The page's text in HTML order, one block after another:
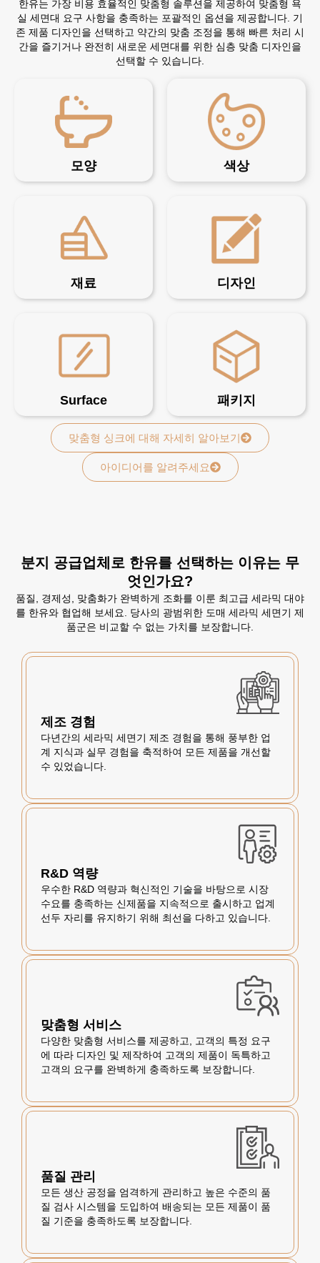
한유는 가장 비용 효율적인 맞춤형 솔루션을 제공하여 맞춤형 욕
실 세면대 요구 사항을 충족하는 포괄적인 옵션을 제공합니다. 기
존 제품 디자인을 선택하고 약간의 맞춤 조정을 통해 빠른 처리 시
간을 즐기거나 완전히 새로운 세면대를 위한 심층 맞춤 디자인을
선택할 수 있습니다.
모양 색상
재료 디자인
Surface 패키지
맞춤형 싱크에 대해 자세히 알아보기
아이디어를 알려주세요
분지 공급업체로 한유를 선택하는 이유는 무
엇인가요?
품질, 경제성, 맞춤화가 완벽하게 조화를 이룬 최고급 세라믹 대야
를 한유와 협업해 보세요. 당사의 광범위한 도매 세라믹 세면기 제
품군은 비교할 수 없는 가치를 보장합니다.
제조 경험
다년간의 세라믹 세면기 제조 경험을 통해 풍부한 업
계 지식과 실무 경험을 축적하여 모든 제품을 개선할
수 있었습니다.
R&D 역량
우수한 R&D 역량과 혁신적인 기술을 바탕으로 시장
수요를 충족하는 신제품을 지속적으로 출시하고 업계
선두 자리를 유지하기 위해 최선을 다하고 있습니다.
맞춤형 서비스
다양한 맞춤형 서비스를 제공하고, 고객의 특정 요구
에 따라 디자인 및 제작하여 고객의 제품이 독특하고
고객의 요구를 완벽하게 충족하도록 보장합니다.
품질 관리
모든 생산 공정을 엄격하게 관리하고 높은 수준의 품
질 검사 시스템을 도입하여 배송되는 모든 제품이 품
질 기준을 충족하도록 보장합니다.